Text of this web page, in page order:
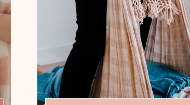
Les massages avec les rebozos sont
autant de moments pour prendre
soin de vous.
Laissez-vous bercer par ces tissus qui
vous permettent de relâcher vos
tensions et de vous détendre.